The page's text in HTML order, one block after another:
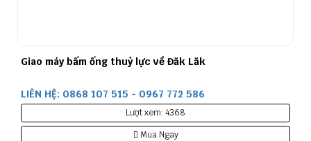
Giao máy bấm ống thuỷ lực về Đăk Lăk
LIÊN HỆ: 0868 107 515 - 0967 772 586
Lượt xem: 4368
Mua Ngay